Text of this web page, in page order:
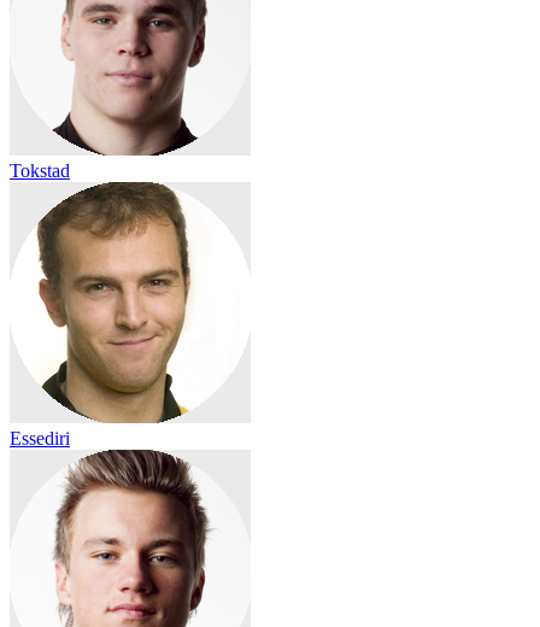
Tokstad
Essediri